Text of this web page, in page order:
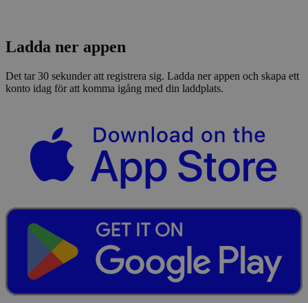
Ladda ner appen
Det tar 30 sekunder att registrera sig. Ladda ner appen och skapa ett
konto idag för att komma igång med din laddplats.